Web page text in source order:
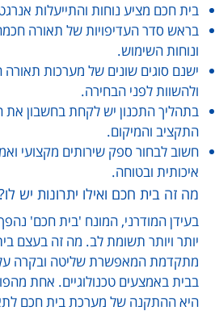
בית חכם מציע נוחות והתייעלות
בראש סדר העדיפויות של תאורה
ונוחות השימוש.
ישנם סוגים שונים של מערכות
ולהשוות לפני הבחירה.
בתהליך התכנון יש לקחת בחשבון את
התקציב והמיקום.
חשוב לבחור ספק שירותים מקצועי
איכותית ובטוחה.
מה זה בית חכם ואילו יתרונות יש לו?
בעידן המודרני, המונח 'בית חכם'
יותר ויותר תשומת לב. מה זה בעצם
מתקדמת המאפשרת שליטה ובקרה על
בבית באמצעים טכנולוגיים. אחת
היא ההתקנה של מערכת בית חכם